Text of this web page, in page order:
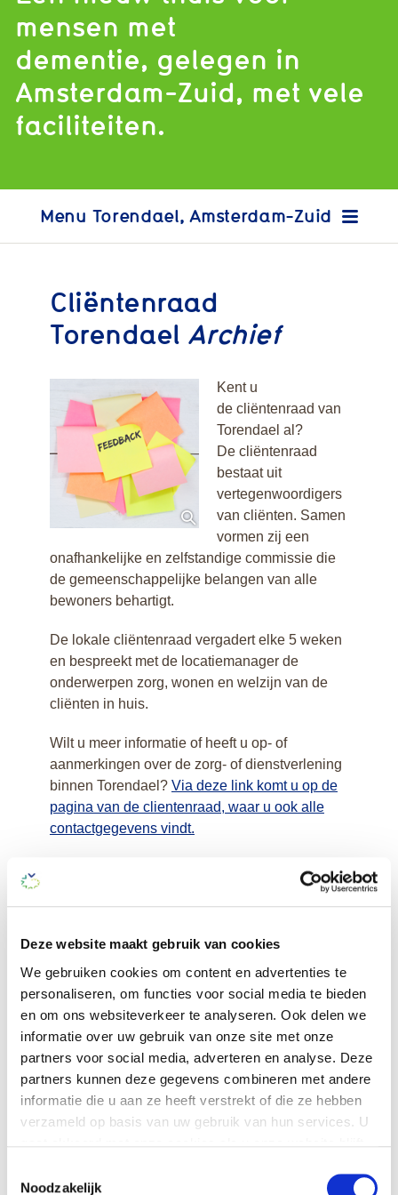
Deze website maakt gebruik van cookies
We gebruiken cookies om content en advertenties te
personaliseren, om functies voor social media te bieden
en om ons websiteverkeer te analyseren. Ook delen we
informatie over uw gebruik van onze site met onze
partners voor social media, adverteren en analyse. Deze
partners kunnen deze gegevens combineren met andere
informatie die u aan ze heeft verstrekt of die ze hebben
verzameld op basis van uw gebruik van hun services. U
Noodzakelijk
mensen met
dementie, gelegen in
Amsterdam-Zuid, met vele
faciliteiten.
Torendael, Amsterdam-Zuid
Cliëntenraad
Torendael Archief
Kent u
de cliëntenraad van
Torendael al?
De cliëntenraad
bestaat uit
vertegenwoordigers
van cliënten. Samen
vormen zij een
onafhankelijke en zelfstandige commissie die
de gemeenschappelijke belangen van alle
bewoners behartigt.
De lokale cliëntenraad vergadert elke 5 weken
en bespreekt met de locatiemanager de
onderwerpen zorg, wonen en welzijn van de
cliënten in huis.
Wilt u meer informatie of heeft u op- of
aanmerkingen over de zorg- of dienstverlening
binnen Torendael? Via deze link komt u op de
pagina van de clientenraad, waar u ook alle
contactgegevens vindt.
Klik hier voor
persoonlijk advies